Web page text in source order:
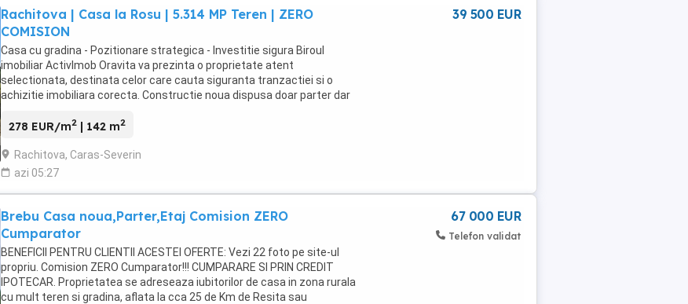
Rachitova | Casa la Rosu | 5.314 MP Teren | ZERO
COMISION
Casa cu gradina - Pozitionare strategica - Investitie sigura Biroul
imobiliar ActivImob Oravita va prezinta o proprietate atent
selectionata, destinata celor care cauta siguranta tranzactiei si o
achizitie imobiliara corecta. Constructie noua dispusa doar parter dar
278 EUR/m2 | 142 m2
Rachitova, Caras-Severin
azi 05:27
39 500 EUR
Brebu Casa noua,Parter,Etaj Comision ZERO
Cumparator
BENEFICII PENTRU CLIENTII ACESTEI OFERTE: Vezi 22 foto pe site-ul
propriu. Comision ZERO Cumparator!!! CUMPARARE SI PRIN CREDIT
IPOTECAR. Proprietatea se adreseaza iubitorilor de casa in zona rurala
cu mult teren si gradina, aflata la cca 25 de Km de Resita sau
67 000 EUR
Telefon validat